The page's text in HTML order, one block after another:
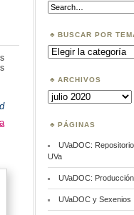
en
Search:
BUSCAR POR
Buscar
por
ARCHIVOS
Archivos
PÁGINAS
UVaDOC:
UVa
UVaDOC:
UVaDOC y Sexenios